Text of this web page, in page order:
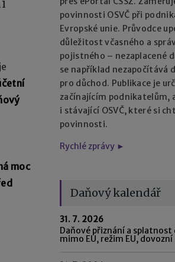
moc
povinnosti OSVČ při
Evropské unie. Průvodce
důležitost včasného a
pojistného – nezaplacené
se například nezapočítává
pro důchod. Publikace je
začínajícím podnikatelům,
i stávající OSVČ, které si
povinnosti.
Rychlé zprávy ►
Daňový kalendář
31. 7. 2026
Daňové přiznání a splatnost
mimo EU, režim EU,